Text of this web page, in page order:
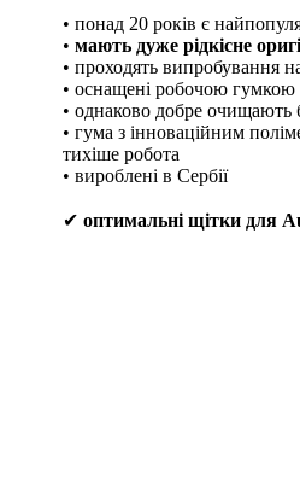
• понад 20 років є
• мають дуже рідкісне
• проходять випробування
• оснащені робочою гумкою
• однаково добре очищають
• гума з інноваційним
тихіше робота
• вироблені в Сербії
✔ оптимальні щітки для